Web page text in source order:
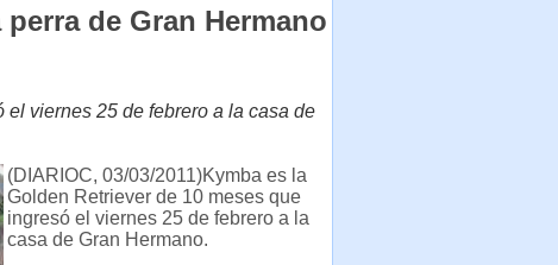
de Gran Hermano
viernes 25 de febrero a la casa de
(DIARIOC, 03/03/2011)Kymba es la
Golden Retriever de 10 meses que
ingresó el viernes 25 de febrero a la
casa de Gran Hermano.